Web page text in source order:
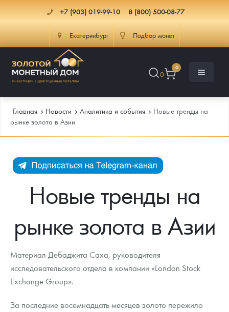
+7 (903) 019-99-10 8 (800) 500-08-77
Екатеринбург Подбор монет
0
0
Каталог Монет
Инвестиционные монеты
Монеты Царской России
Монеты стран мира после 1950г
Георгий Победоносец
Золотой червонец Сеятель
Золотые слитки
Инфо
Как сделать заказ
Гарантии
Выкуп монет
Выкуп серебряных монет
Вопрос - ответ
Доставка
Информация
Распродажа монет и жетонов
Аналитика и события
Итоги 2025 года. Прогноз курсов золота, серебра, платины на
Cтатьи
Георгий Победоносец - динамика цен
Котировки
Курс золота и серебра
Лом выкуп
Контакты
О нас
Главная Новости Аналитика и события
Новые тренды на
рынке золота в Азии
Новые тренды на
рынке золота в Азии
Материал Дебаджита Саха, руководителя
исследовательского отдела в компании «London Stock
Exchange Group».
За последние восемнадцать месяцев золото пережило